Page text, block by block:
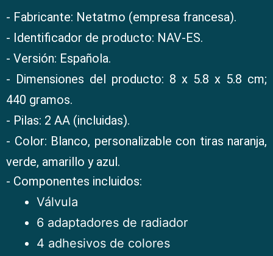
- Fabricante: Netatmo (empresa francesa).
- Identificador de producto: NAV-ES.
- Versión: Española.
- Dimensiones del producto: ‎8 x 5.8 x 5.8 cm;
440 gramos.
- Pilas: 2 AA (incluidas).
- Color: Blanco, personalizable con tiras naranja,
verde, amarillo y azul.
- Componentes incluidos:
Válvula
6 adaptadores de radiador
4 adhesivos de colores